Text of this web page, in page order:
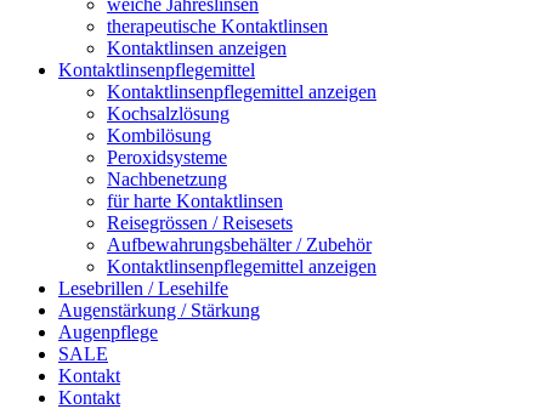
weiche Jahreslinsen
therapeutische Kontaktlinsen
Kontaktlinsen anzeigen
Kontaktlinsenpflegemittel
Kontaktlinsenpflegemittel anzeigen
Kochsalzlösung
Kombilösung
Peroxidsysteme
Nachbenetzung
für harte Kontaktlinsen
Reisegrössen / Reisesets
Aufbewahrungsbehälter / Zubehör
Kontaktlinsenpflegemittel anzeigen
Lesebrillen / Lesehilfe
Augenstärkung / Stärkung
Augenpflege
SALE
Kontakt
Kontakt